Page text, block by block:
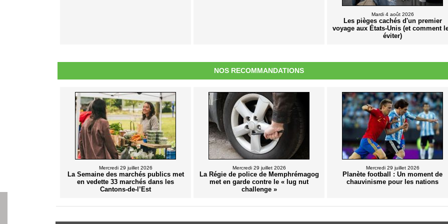
Mardi 4 août 2026
Les pièges cachés d'un premier
voyage aux États-Unis (et comment
éviter)
NOS RECOMMANDATIONS
Mercredi 29 juillet 2026
La Semaine des marchés publics met
en vedette 33 marchés dans les
Cantons-de-l’Est
Mercredi 29 juillet 2026
La Régie de police de Memphrémagog
met en garde contre le « lug nut
challenge »
Mercredi 29 juillet 2026
Planète football : Un moment de
chauvinisme pour les nations